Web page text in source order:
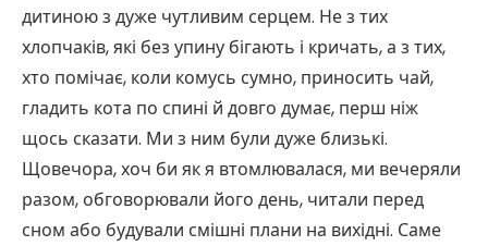
дитиною з дуже чутливим серцем. Не з тих
хлопчаків, які без упину бігають і кричать, а з тих,
хто помічає, коли комусь сумно, приносить чай,
гладить кота по спині й довго думає, перш ніж
щось сказати. Ми з ним були дуже близькі.
Щовечора, хоч би як я втомлювалася, ми вечеряли
разом, обговорювали його день, читали перед
сном або будували смішні плани на вихідні. Саме